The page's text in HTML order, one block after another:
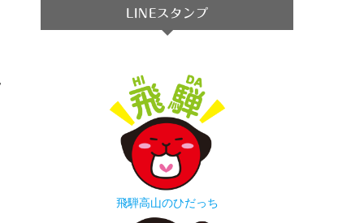
LINEスタンプ
飛騨高山のひだっち